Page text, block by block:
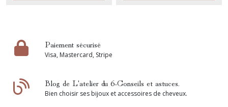
Paiement sécurisé
Visa, Mastercard, Stripe
Blog de L'atelier du 6-Conseils et astuces.
Bien choisir ses bijoux et accessoires de cheveux.